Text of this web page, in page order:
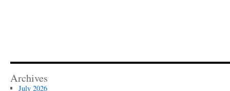
Archives
July 2026